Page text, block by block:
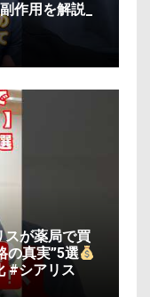
作用を解説_
スが薬局で買
の真実”5選
#シアリス